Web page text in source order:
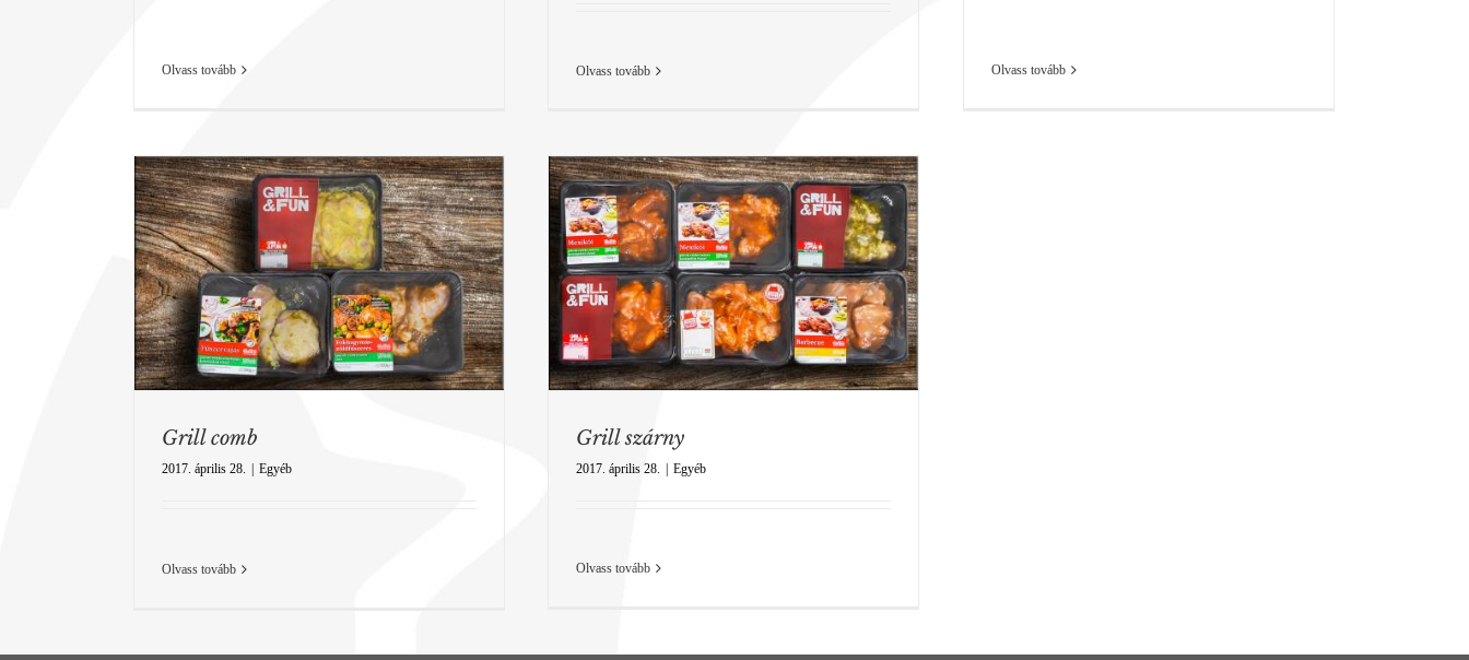
Olvass tovább Olvass tovább Olvass tovább
Grill comb
2017. április 28. | Egyéb
Olvass tovább
Grill szárny
Grill szárny
2017. április 28. | Egyéb
Olvass tovább